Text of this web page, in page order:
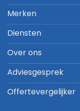
Merken
Diensten
Over ons
Adviesgesprek
Offertevergelijker